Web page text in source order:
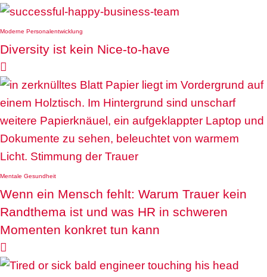
Moderne Personalentwicklung
Diversity ist kein Nice-to-have

Mentale Gesundheit
Wenn ein Mensch fehlt: Warum Trauer kein
Randthema ist und was HR in schweren
Momenten konkret tun kann
